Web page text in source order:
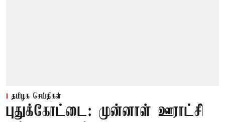
தமிழக செய்திகள்
புதுக்கோட்டை: முன்னாள் ஊராட்சி